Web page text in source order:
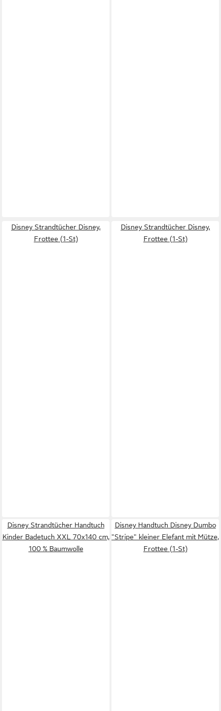
Disney Strandtücher Disney,
Frottee (1-St)
Disney Strandtücher Disney,
Frottee (1-St)
Disney Strandtücher Handtuch
Kinder Badetuch XXL 70x140 cm,
100 % Baumwolle
Disney Handtuch Disney Dumbo
"Stripe" kleiner Elefant mit Mütze,
Frottee (1-St)